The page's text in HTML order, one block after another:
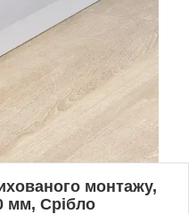
монтажу,
мм, Срібло